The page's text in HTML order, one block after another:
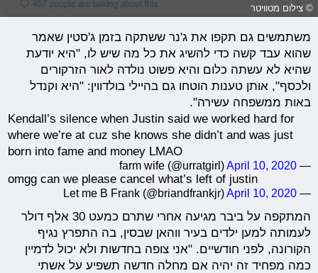
© צילום מטוויטר
משתמשים גם תקפו את ג'נר ששתקה בזמן ג'סטין שאמר
שהוא עבד קשה כדי להשיג את כל מה שיש לו, "היא יודעת
שהיא לא עשתה כלום והיא פשוט נולדה לאור הזרקורים
ולכסף", אותן טענות הוטחו גם בהיילי בולדווין: "היא וקנדל
באות ממשפחה עשירה".
Kendall’s silence when Justin said we worked hard for
where we’re at cuz she knows she didn’t and was just
born into fame and money LMAO
— farm wife (@urratgirl)
April 10, 2020
omgg can we please cancel what’s left of justin
— Let me B Frank (@briandfrankjr)
April 10, 2020
המתקפה על ביבר מגיעה אחרי שתרם כמעט 30 אלף דולר
לעמותה למען ילדים בעיר ווהאן שבסין, בה התפרץ נגיף
הקורונה, לפני חודשיים. "אני צופה בחדשות ולא יכול לדמיין
כמה מפחיד זה יהיה אם מחלה חדשה תשפיע על אשתי